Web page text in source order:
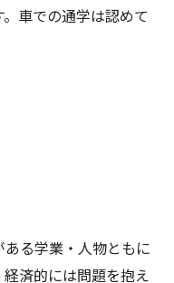
車での通学は認めて
る学業・人物ともに
済的には問題を抱え